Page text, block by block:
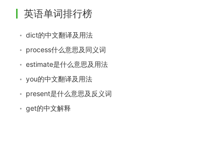
英语单词排行榜
dict的中文翻译及用法
process什么意思及同义词
estimate是什么意思及用法
you的中文翻译及用法
present是什么意思及反义词
get的中文解释